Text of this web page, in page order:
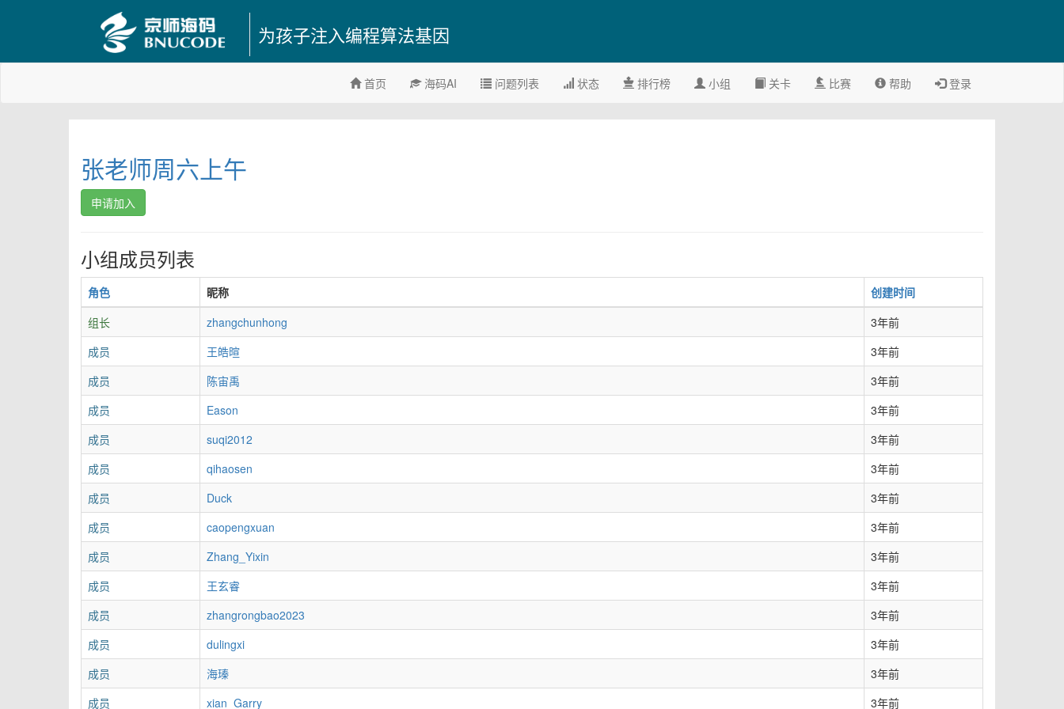
为孩子注入编程算法基因
首页 海码AI 问题列表 状态 排行榜 小组 关卡 比赛 帮助 登录
张老师周六上午
申请加入
小组成员列表
角色 昵称
创建时间
组长
zhangchunhong
3年前
成员
王皓暄
3年前
成员
陈宙禹
3年前
成员
Eason
3年前
成员
suqi2012
3年前
成员
qihaosen
3年前
成员
Duck
3年前
成员
caopengxuan
3年前
成员
Zhang_Yixin
3年前
成员
王玄睿
3年前
成员
zhangrongbao2023
3年前
成员
dulingxi
3年前
成员
海瑧
3年前
成员
xian_Garry 3年前